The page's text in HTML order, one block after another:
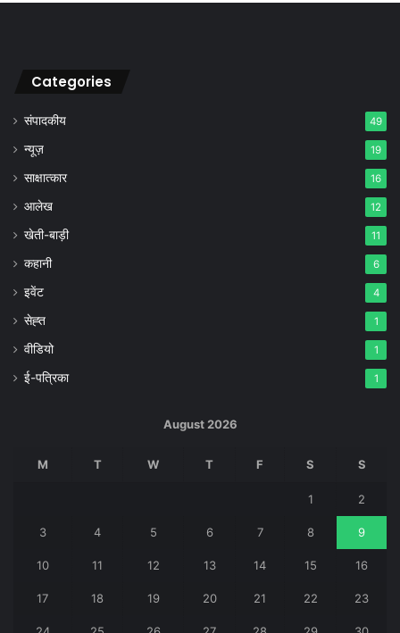
Categories
संपादकीय 49
न्यूज़ 19
साक्षात्कार 16
आलेख 12
खेती-बाड़ी 11
कहानी 6
इवेंट 4
सेह्त 1
वीडियो 1
ई-पत्रिका 1
August 2026
M T W T F S S
1 2
3 4 5 6 7 8 9
10 11 12 13 14 15 16
17 18 19 20 21 22 23